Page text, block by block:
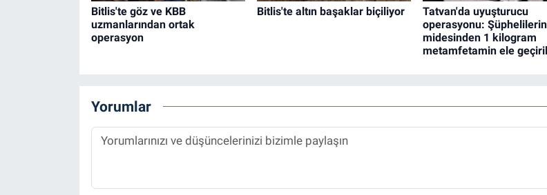
Bitlis'te göz ve KBB
uzmanlarından ortak
operasyon
Bitlis'te altın başaklar biçiliyor
Tatvan'da uyuşturucu
operasyonu: Şüphelilerin
midesinden 1 kilogram
metamfetamin ele
Yorumlar